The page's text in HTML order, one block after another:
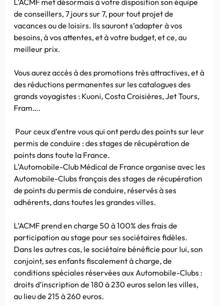
de conseillers, 7 jours sur 7, pour tout projet de
vacances ou de loisirs. Ils sauront s’adapter à vos
besoins, à vos attentes, et à votre budget, et ce, au
meilleur prix.
Vous aurez accès à des promotions très attractives, et à
des réductions permanentes sur les catalogues des
grands voyagistes : Kuoni, Costa Croisières, Jet Tours,
Fram….
Pour ceux d’entre vous qui ont perdu des points sur leur
permis de conduire : des stages de récupération de
points dans toute la France.
L’Automobile-Club Médical de France organise avec les
Automobile-Clubs français des stages de récupération
de points du permis de conduire, réservés à ses
adhérents, dans toutes les grandes villes.
L’ACMF prend en charge 50 à 100% des frais de
participation au stage pour ses sociétaires fidèles.
Dans les autres cas, le sociétaire bénéficie pour lui, son
conjoint, ses enfants fiscalement à charge, de
conditions spéciales réservées aux Automobile-Clubs :
droits d’inscription de 180 à 230 euros selon les villes,
au lieu de 215 à 260 euros.